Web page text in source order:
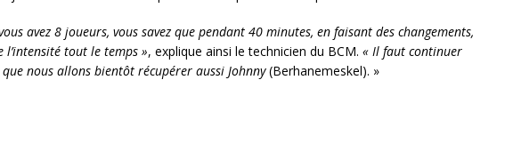
avez 8 joueurs, vous savez que pendant 40 minutes, en faisant des changements,
l’intensité tout le temps », explique ainsi le technicien du BCM. « Il faut continuer
que nous allons bientôt récupérer aussi Johnny(Berhanemeskel). »